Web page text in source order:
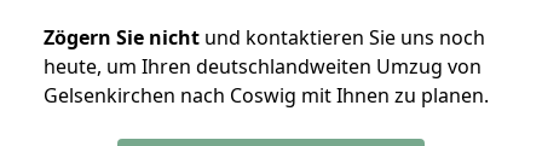
Zögern Sie nicht und kontaktieren Sie uns noch
heute, um Ihren deutschlandweiten Umzug von
Gelsenkirchen nach Coswig mit Ihnen zu planen.